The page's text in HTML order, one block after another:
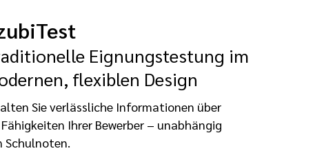
Eignungstestung im
flexiblen Design
Sie verlässliche Informationen über
Ihrer Bewerber – unabhängig
Schulnoten.